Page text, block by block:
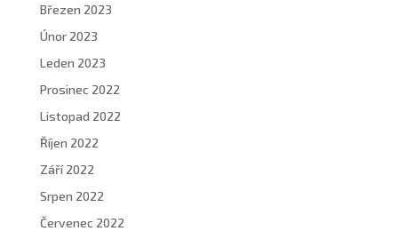
Březen 2023
Únor 2023
Leden 2023
Prosinec 2022
Listopad 2022
Říjen 2022
Září 2022
Srpen 2022
Červenec 2022